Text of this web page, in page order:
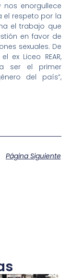
nos enorgullece
el respeto por la
el trabajo que
en favor de
sexuales. De
ex Liceo REAR,
ser el primer
del país”,
Página Siguiente